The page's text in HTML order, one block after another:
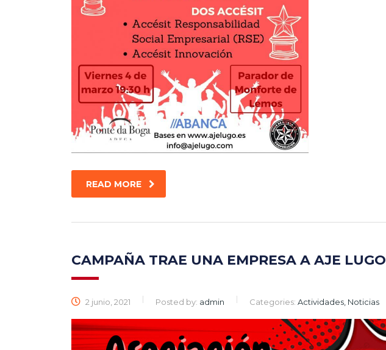
READ MORE
CAMPAÑA TRAE UNA EMPRESA A AJE LUGO
2 junio, 2021 Posted by: admin Categories: Actividades, Noticias